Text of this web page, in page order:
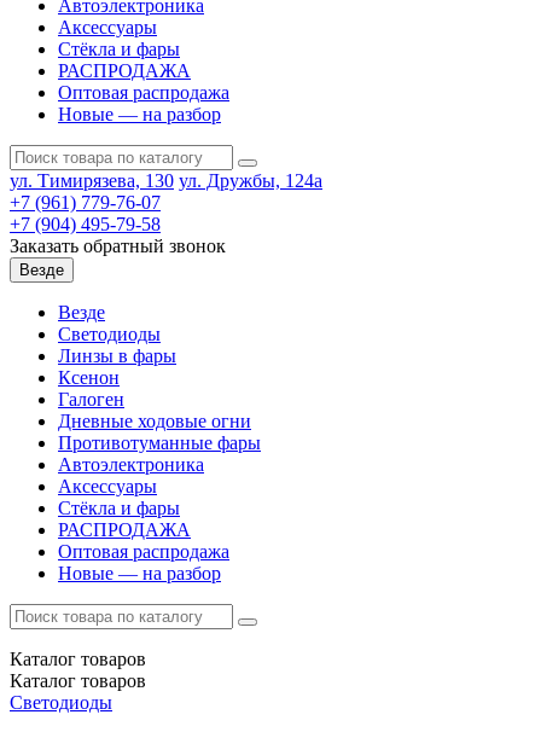
Автоэлектроника
Аксессуары
Стёкла и фары
РАСПРОДАЖА
Оптовая распродажа
Новые — на разбор
ул. Тимирязева, 130 ул. Дружбы, 124а
+7 (961) 779-76-07
+7 (904) 495-79-58
Заказать обратный звонок
Везде
Везде
Светодиоды
Линзы в фары
Ксенон
Галоген
Дневные ходовые огни
Противотуманные фары
Автоэлектроника
Аксессуары
Стёкла и фары
РАСПРОДАЖА
Оптовая распродажа
Новые — на разбор
Каталог товаров
Каталог товаров
Светодиоды